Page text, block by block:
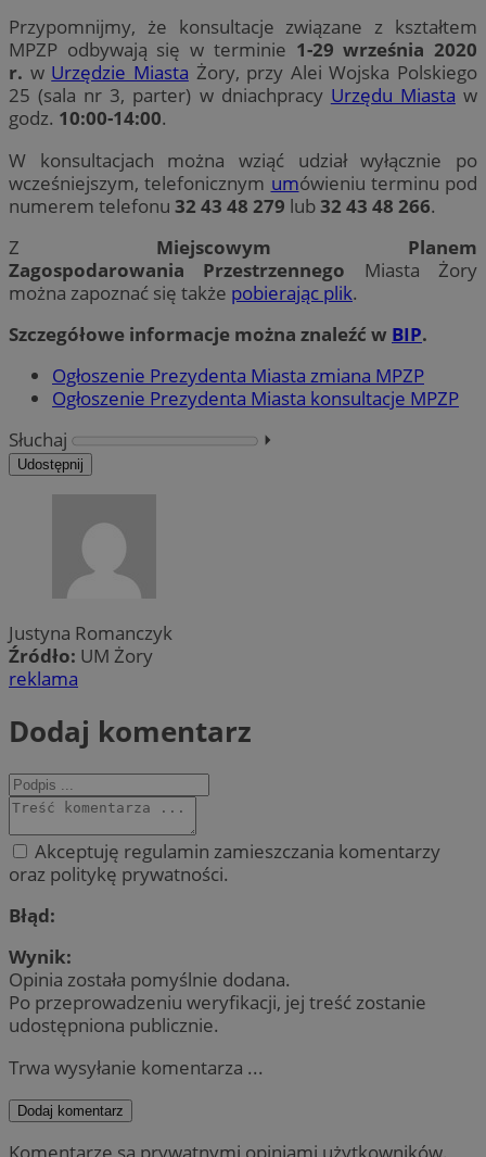
Przypomnijmy, że konsultacje związane z kształtem
MPZP odbywają się w terminie 1-29 września 2020
r. w Urzędzie Miasta Żory, przy Alei Wojska Polskiego
25 (sala nr 3, parter) w dniachpracy Urzędu Miasta w
godz. 10:00-14:00.
W konsultacjach można wziąć udział wyłącznie po
wcześniejszym, telefonicznym umówieniu terminu pod
numerem telefonu 32 43 48 279 lub32 43 48 266.
Z Miejscowym Planem
Zagospodarowania Przestrzennego Miasta Żory
można zapoznać się także pobierając plik.
Szczegółowe informacje można znaleźć w BIP.
Ogłoszenie Prezydenta Miasta zmiana MPZP
Ogłoszenie Prezydenta Miasta konsultacje MPZP
Słuchaj
⏵︎
Udostępnij
Justyna Romanczyk
Źródło: UM Żory
reklama
Dodaj komentarz
Akceptuję regulamin zamieszczania komentarzy
oraz politykę prywatności.
Błąd:
Wynik:
Opinia została pomyślnie dodana.
Po przeprowadzeniu weryfikacji, jej treść zostanie
udostępniona publicznie.
Trwa wysyłanie komentarza ...
Dodaj komentarz